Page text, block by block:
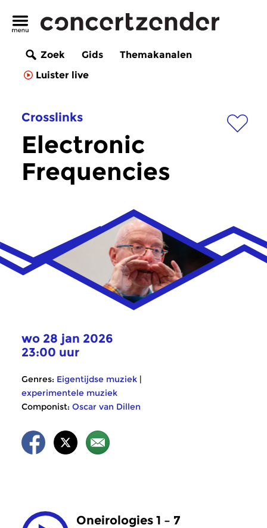
Zoek Gids
Themakanalen
Luister live
Crosslinks
Electronic
Frequencies
wo 28 jan 2026
23:00 uur
Genres: Eigentijdse muziek |
experimentele muziek
Componist: Oscar van Dillen
Oneirologies 1 – 7